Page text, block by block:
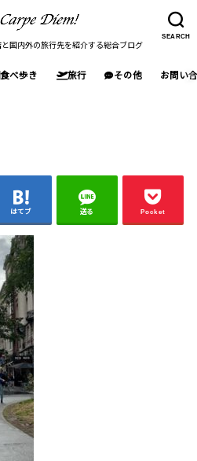
SEARCH
国内外の旅行先を紹介する総合ブログ
食べ歩き 旅行 その他 お問い
はてブ 送る Pocket